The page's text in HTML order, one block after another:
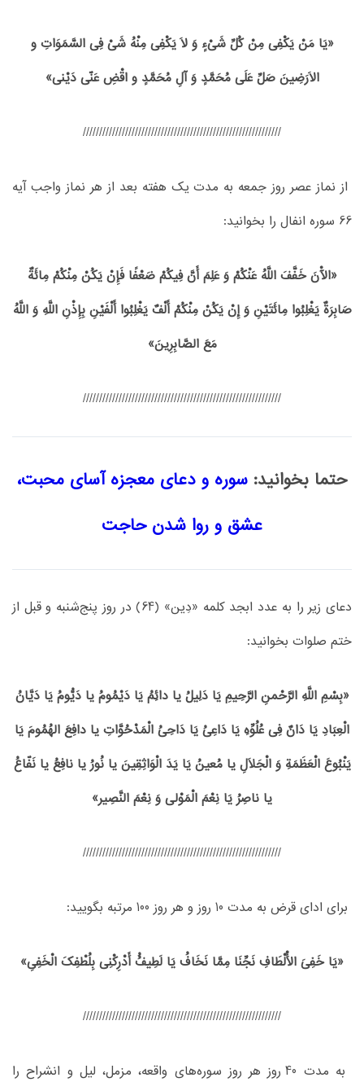
«یَا مَنْ یَکْفِی مِنْ کُلِّ شَیْءٍ وَ لاَ یَکْفِی مِنْهُ شَیْ فِی السَّمَوَاتِ و
الاَرَضِینَ صَلِّ عَلَی مُحَمَّدٍ وَ آلِ مُحَمَّدٍ و اقْضِ عَنّی دَیْنی»
/////////////////////////////////////////////////////////////
از نماز عصر روز جمعه به مدت یک هفته بعد از هر نماز واجب آیه
66 سوره انفال را بخوانید:
«الْآنَ خَفَّفَ اللَّهُ عَنْکُمْ وَ عَلِمَ أَنَّ فِیکُمْ ضَعْفًا فَإِنْ یَکُنْ مِنْکُمْ مِائَةٌ
صَابِرَةٌ یَغْلِبُوا مِائَتَیْنِ وَ إِنْ یَکُنْ مِنْکُمْ أَلْفٌ یَغْلِبُوا أَلْفَیْنِ بِإِذْنِ اللَّهِ وَ اللَّهُ
مَعَ الصَّابِرِینَ»
/////////////////////////////////////////////////////////////
حتما بخوانید: سوره و دعای معجزه آسای محبت،
عشق و روا شدن حاجت
دعای زیر را به عدد ابجد کلمه «دِین» (64) در روز پنج‌شنبه و قبل از
ختم صلوات بخوانید:
«بِسْمِ اللَّهِ الرَّحْمنِ الرَّحِیمِ یَا دَلِیلُ یا دائِمُ یَا دَیْمُومُ یا دَیُّومُ یَا دَیَّانُ
الْعِبَادِ یَا دَانٌ فِی عُلُوِّهِ یَا دَاعِیُ یَا دَاحِیُ الْمَدْحُوَّاتِ یا دافِعَ الهُمُومَ یَا
یَنْبُوعَ‏ الْعَظَمَةِ وَ الْجَلَالِ یا مُعینُ یَا یَدَ الْوَاثِقِینَ یا نُورُ یا نافِعُ یا نَفّاعُ
یا ناصِرُ یَا نِعْمَ الْمَوْلى‏ وَ نِعْمَ النَّصِیر»
/////////////////////////////////////////////////////////////
برای ادای قرض به مدت 10 روز و هر روز 100 مرتبه بگویید:
«یَا خَفِیَ‏ الْأَلْطَافِ‏ نَجِّنَا مِمَّا نَخَافُ‏ یَا لَطِیفُ‏ُ أَدْرِکْنِی‏ بِلُطْفِکَ‏ الْخَفِیِ‏»
/////////////////////////////////////////////////////////////
به مدت 40 روز هر روز سوره‌های واقعه، مزمل، لیل و انشراح را